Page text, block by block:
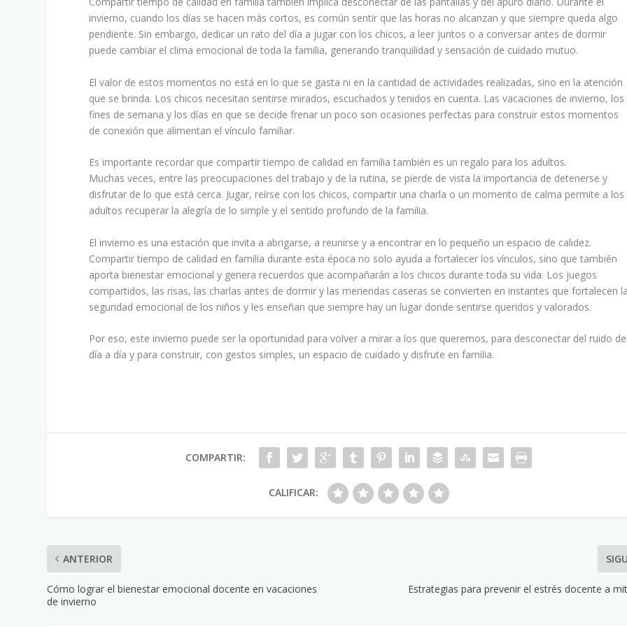
invierno, cuando los días se hacen más cortos, es común sentir que las horas no alcanzan y que siempre queda algo
pendiente. Sin embargo, dedicar un rato del día a jugar con los chicos, a leer juntos o a conversar antes de dormir
puede cambiar el clima emocional de toda la familia, generando tranquilidad y sensación de cuidado mutuo.
El valor de estos momentos no está en lo que se gasta ni en la cantidad de actividades realizadas, sino en la atención
que se brinda. Los chicos necesitan sentirse mirados, escuchados y tenidos en cuenta. Las vacaciones de invierno, los
fines de semana y los días en que se decide frenar un poco son ocasiones perfectas para construir estos momentos
de conexión que alimentan el vínculo familiar.
Es importante recordar que compartir tiempo de calidad en familia también es un regalo para los adultos.
Muchas veces, entre las preocupaciones del trabajo y de la rutina, se pierde de vista la importancia de detenerse y
disfrutar de lo que está cerca. Jugar, reírse con los chicos, compartir una charla o un momento de calma permite a los
adultos recuperar la alegría de lo simple y el sentido profundo de la familia.
El invierno es una estación que invita a abrigarse, a reunirse y a encontrar en lo pequeño un espacio de calidez.
Compartir tiempo de calidad en familia durante esta época no solo ayuda a fortalecer los vínculos, sino que también
aporta bienestar emocional y genera recuerdos que acompañarán a los chicos durante toda su vida. Los juegos
compartidos, las risas, las charlas antes de dormir y las meriendas caseras se convierten en instantes que fortalecen
seguridad emocional de los niños y les enseñan que siempre hay un lugar donde sentirse queridos y valorados.
Por eso, este invierno puede ser la oportunidad para volver a mirar a los que queremos, para desconectar del ruido
día a día y para construir, con gestos simples, un espacio de cuidado y disfrute en familia.
COMPARTIR:
CALIFICAR:
ANTERIOR
Cómo lograr el bienestar emocional docente en vacaciones
de invierno
Estrategias para prevenir el estrés docente a